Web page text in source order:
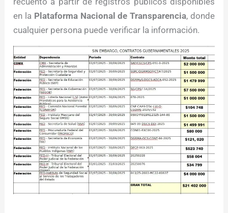
en la Plataforma Nacional de Transparencia, donde
cualquier persona puede verificar la información.